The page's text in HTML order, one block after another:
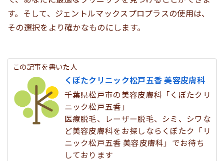
す。そして、ジェントルマックスプロプラスの使用は、
その選択をより確かなものにします。
この記事を書いた人
くぼたクリニック松戸五香 美容皮膚科
千葉県松戸市の美容皮膚科「くぼたクリ
ニック松戸五香」
医療脱毛、レーザー脱毛、シミ、シワな
ど美容皮膚科をお探しならくぼたク「リ
ニック松戸五香 美容皮膚科」でお待ち
しております